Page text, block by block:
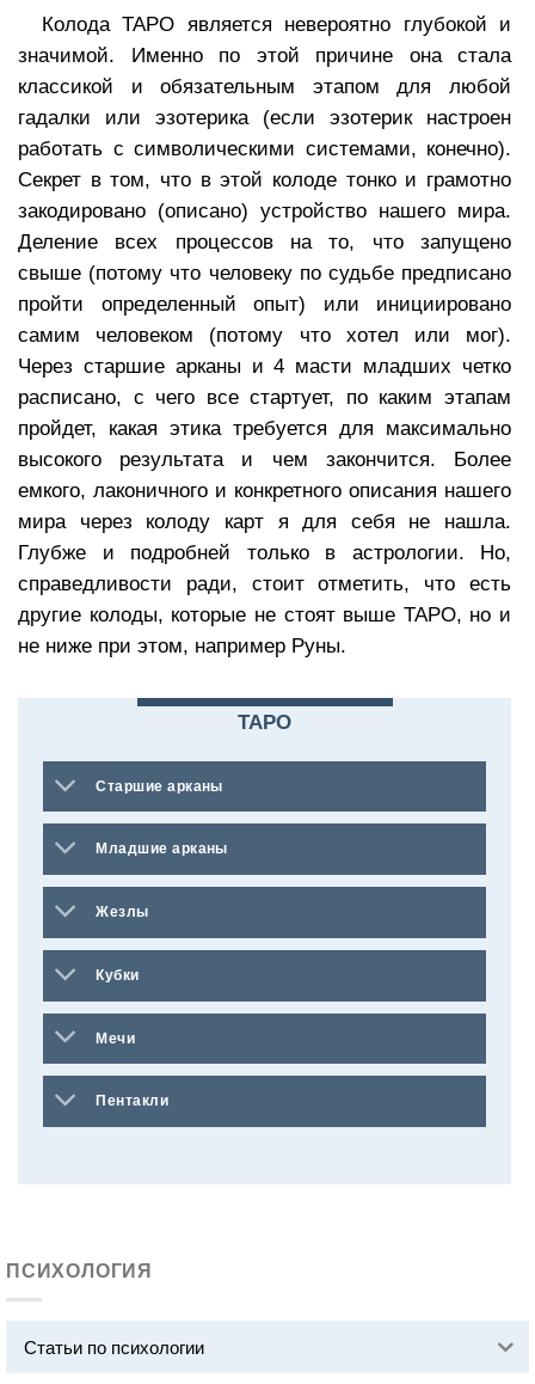
Колода ТАРО является невероятно глубокой и
значимой. Именно по этой причине она стала
классикой и обязательным этапом для любой
гадалки или эзотерика (если эзотерик настроен
работать с символическими системами, конечно).
Секрет в том, что в этой колоде тонко и грамотно
закодировано (описано) устройство нашего мира.
Деление всех процессов на то, что запущено
свыше (потому что человеку по судьбе предписано
пройти определенный опыт) или инициировано
самим человеком (потому что хотел или мог).
Через старшие арканы и 4 масти младших четко
расписано, с чего все стартует, по каким этапам
пройдет, какая этика требуется для максимально
высокого результата и чем закончится. Более
емкого, лаконичного и конкретного описания нашего
мира через колоду карт я для себя не нашла.
Глубже и подробней только в астрологии. Но,
справедливости ради, стоит отметить, что есть
другие колоды, которые не стоят выше ТАРО, но и
не ниже при этом, например Руны.
ТАРО
Старшие арканы
Младшие арканы
Жезлы
Кубки
Мечи
Пентакли
ПСИХОЛОГИЯ
Статьи по психологии